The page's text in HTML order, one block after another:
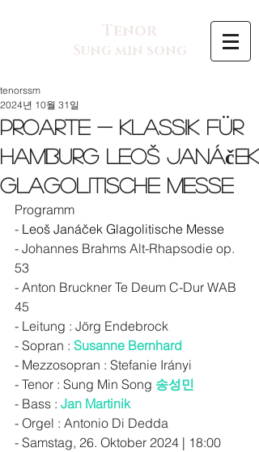
Tenor
Sung min song
ProArte - Klassik für
Hamburg Leoš Janáček
Glagolitische Messe
tenorssm
2024년 10월 31일
Programm
- Leoš Janáček Glagolitische Messe
- Johannes Brahms Alt-Rhapsodie op.
53
- Anton Bruckner Te Deum C-Dur WAB
45
- Leitung : Jörg Endebrock
- Sopran : Susanne Bernhard
- Mezzosopran : Stefanie Irányi
- Tenor : Sung Min Song 송성민
- Bass : Jan Martinik
- Orgel : Antonio Di Dedda
- Samstag, 26. Oktober 2024 | 18:00